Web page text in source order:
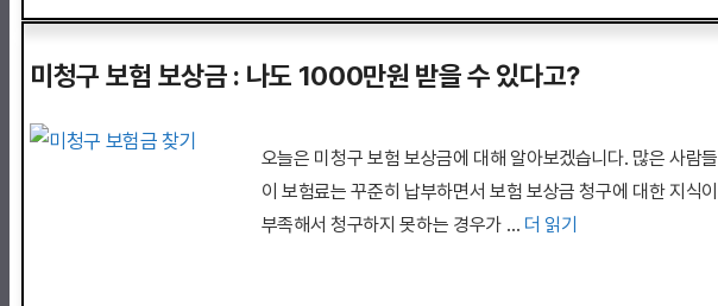
미청구 보험 보상금 : 나도 1000만원 받을 수 있다고?
오늘은 미청구 보험 보상금에 대해 알아보겠습니다. 많은 사람들
이 보험료는 꾸준히 납부하면서 보험 보상금 청구에 대한 지식이
부족해서 청구하지 못하는 경우가 … 더 읽기